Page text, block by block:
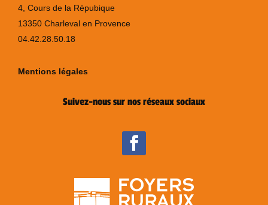
4, Cours de la Répubique
13350 Charleval en Provence
04.42.28.50.18
Mentions légales
Suivez-nous sur nos réseaux sociaux